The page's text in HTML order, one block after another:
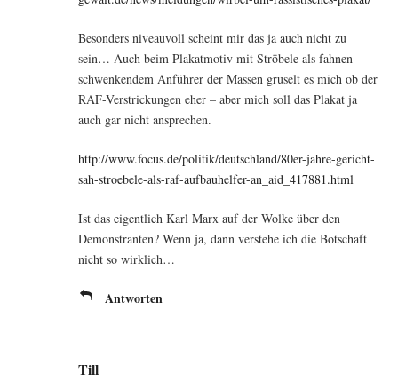
Beson­ders niveau­voll scheint mir das ja auch nicht zu
sein… Auch beim Pla­kat­mo­tiv mit Strö­be­le als fah­nen­
schwen­ken­dem Anfüh­rer der Mas­sen gru­selt es mich ob der
RAF-Ver­stri­ckun­gen eher – aber mich soll das Pla­kat ja
auch gar nicht ansprechen.
http://www.focus.de/politik/deutschland/80er-jahre-gericht-
sah-stroebele-als-raf-aufbauhelfer-an_aid_417881.html
Ist das eigent­lich Karl Marx auf der Wol­ke über den
Demons­tran­ten? Wenn ja, dann ver­ste­he ich die Bot­schaft
nicht so wirklich…
Antworten
Till